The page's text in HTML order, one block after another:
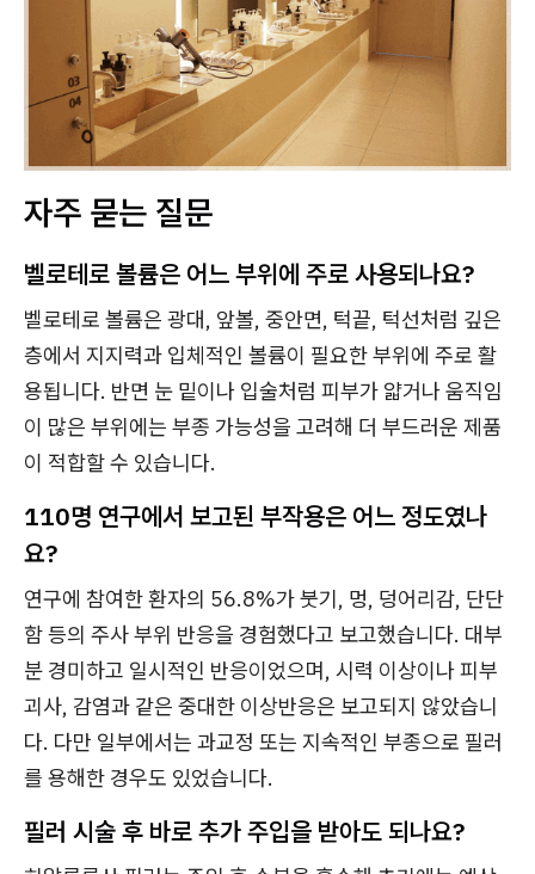
자주 묻는 질문
벨로테로 볼륨은 어느 부위에 주로 사용되나요?
벨로테로 볼륨은 광대, 앞볼, 중안면, 턱끝, 턱선처럼 깊은
층에서 지지력과 입체적인 볼륨이 필요한 부위에 주로 활
용됩니다. 반면 눈 밑이나 입술처럼 피부가 얇거나 움직임
이 많은 부위에는 부종 가능성을 고려해 더 부드러운 제품
이 적합할 수 있습니다.
110명 연구에서 보고된 부작용은 어느 정도였나
요?
연구에 참여한 환자의 56.8%가 붓기, 멍, 덩어리감, 단단
함 등의 주사 부위 반응을 경험했다고 보고했습니다. 대부
분 경미하고 일시적인 반응이었으며, 시력 이상이나 피부
괴사, 감염과 같은 중대한 이상반응은 보고되지 않았습니
다. 다만 일부에서는 과교정 또는 지속적인 부종으로 필러
를 용해한 경우도 있었습니다.
필러 시술 후 바로 추가 주입을 받아도 되나요?